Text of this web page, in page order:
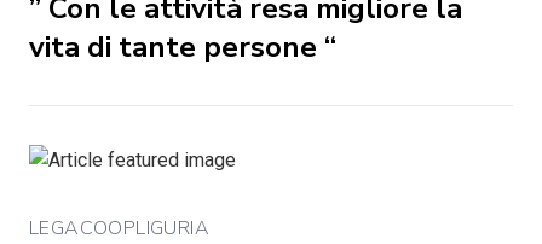
” Con le attività resa migliore la
vita di tante persone “
LEGACOOPLIGURIA